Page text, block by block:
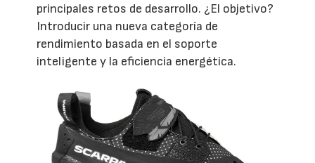
principales retos de desarrollo. ¿El objetivo?
Introducir una nueva categoría de
rendimiento basada en el soporte
inteligente y la eficiencia energética.